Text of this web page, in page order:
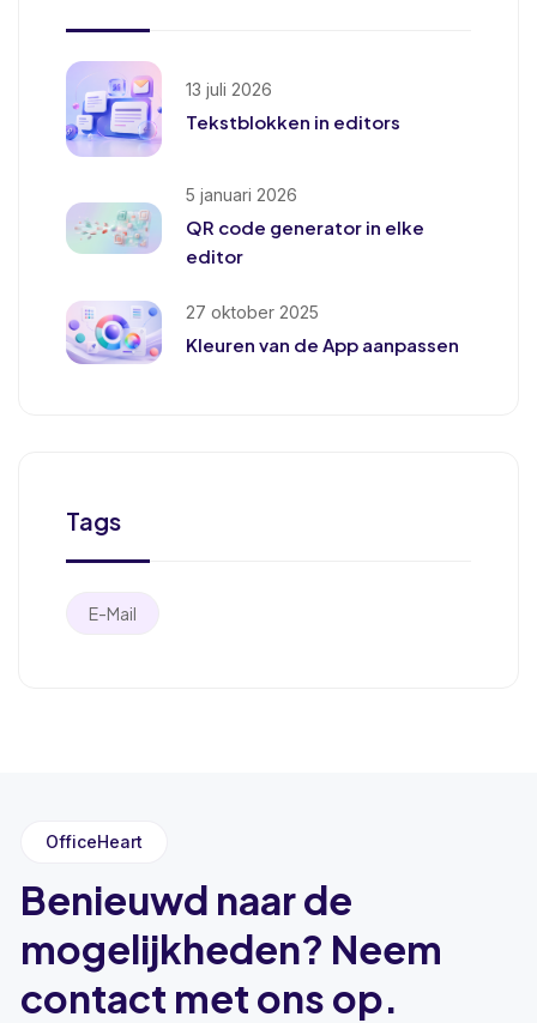
13 juli 2026
Tekstblokken in editors
5 januari 2026
QR code generator in elke
editor
27 oktober 2025
Kleuren van de App aanpassen
Tags
E-Mail
OfficeHeart
Benieuwd naar de
mogelijkheden? Neem
contact met ons op.